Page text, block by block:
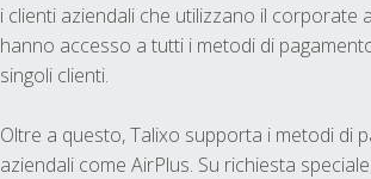
i clienti aziendali che utilizzano il corporate
hanno accesso a tutti i metodi di
singoli clienti.
Oltre a questo, Talixo supporta i metodi di
aziendali come AirPlus. Su richiesta